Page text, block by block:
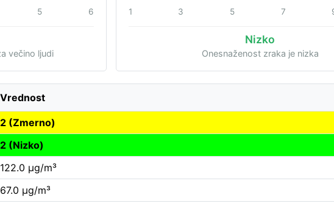
5 6
večino ljudi
1 3 5 7
Nizko
Onesnaženost zraka je nizka
Vrednost
2 (Zmerno)
2 (Nizko)
122.0 µg/m³
67.0 µg/m³